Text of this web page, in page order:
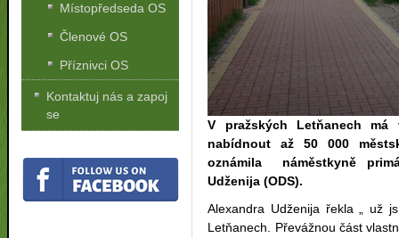
V pražských Letňanech
nabídnout až 50 000
oznámila náměstkyně
Udženija (ODS).
Alexandra Udženija řekla „ už
Letňanech. Převážnou část
Místopředseda OS
Členové OS
Příznivci OS
Kontaktuj nás a zapoj
se